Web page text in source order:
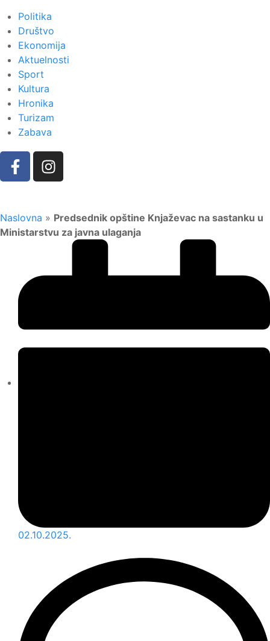
Politika
Društvo
Ekonomija
Aktuelnosti
Sport
Kultura
Hronika
Turizam
Zabava
Naslovna » Predsednik opštine Knjaževac na sastanku u
Ministarstvu za javna ulaganja
02.10.2025.